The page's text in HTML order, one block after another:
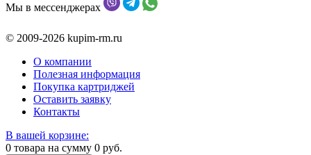
Мы в мессенджерах
© 2009-2026 kupim-rm.ru
О компании
Полезная информация
Покупка картриджей
Оставить заявку
Контакты
В вашей корзине:
0 товара на сумму 0 руб.